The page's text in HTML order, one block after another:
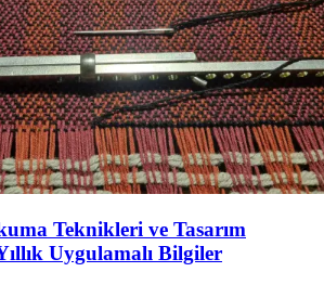
Teknikleri ve Tasarım
Uygulamalı Bilgiler